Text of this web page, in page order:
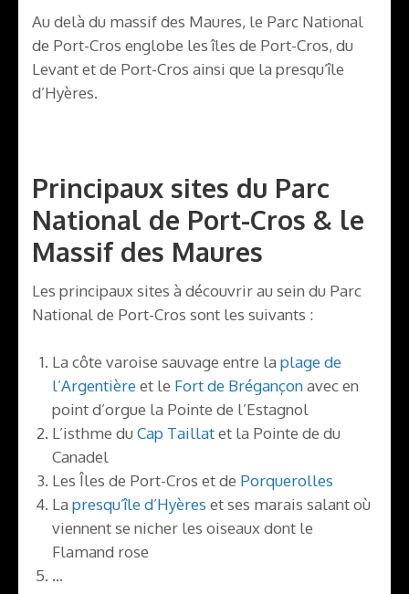
Au delà du massif des Maures, le Parc National
de Port-Cros englobe les îles de Port-Cros, du
Levant et de Port-Cros ainsi que la presqu’île
d’Hyères.
Principaux sites du Parc
National de Port-Cros & le
Massif des Maures
Les principaux sites à découvrir au sein du Parc
National de Port-Cros sont les suivants :
La côte varoise sauvage entre la plage de
l’Argentièreet le Fort de Brégançonavec en
point d’orgue la Pointe de l’Estagnol
L’isthme du Cap Taillatet la Pointe de du
Canadel
Les Îles de Port-Cros et de Porquerolles
La presqu’île d’Hyères et ses marais salant où
viennent se nicher les oiseaux dont le
Flamand rose
…